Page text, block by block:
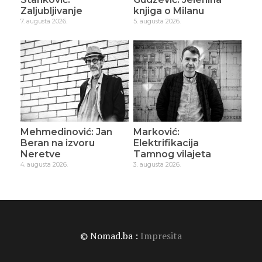
Zaljubljivanje
7. augusta 2026.
knjiga o Milanu
5. augusta 2026.
Mehmedinović: Jan
Beran na izvoru
Neretve
4. augusta 2026.
Marković:
Elektrifikacija
Tamnog vilajeta
3. augusta 2026.
© Nomad.ba : Impresita